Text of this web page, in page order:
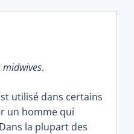
midwives.
utilisé dans certains
un homme qui
la plupart des